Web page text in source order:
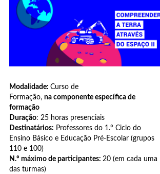
Modalidade:Curso de
Formação,na componente específica de
formação
Duração: 25 horas presenciais
Destinatários: Professores do 1.º Ciclo do
Ensino Básico e Educação Pré-Escolar (grupos
110 e 100)
N.º máximo de participantes: 20 (em cada uma
das turmas)